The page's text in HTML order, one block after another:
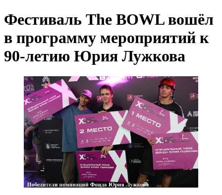
Фестиваль The BOWL вошёл
в программу мероприятий к
90-летию Юрия Лужкова